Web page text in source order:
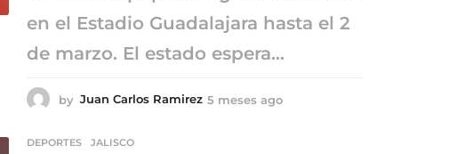
en el Estadio Guadalajara hasta el 2
de marzo. El estado espera...
by Juan Carlos Ramirez 5 meses ago
DEPORTES ,JALISCO